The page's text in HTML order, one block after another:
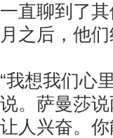
一直聊到了
月之后，他们
“我想我们心
说。萨曼莎
让人兴奋。